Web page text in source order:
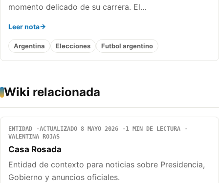
momento delicado de su carrera. El…
Leer nota
Argentina Elecciones Futbol argentino
Wiki relacionada
ENTIDAD ACTUALIZADO 8 MAYO 2026
1 MIN DE LECTURA
VALENTINA ROJAS
Casa Rosada
Entidad de contexto para noticias sobre Presidencia,
Gobierno y anuncios oficiales.